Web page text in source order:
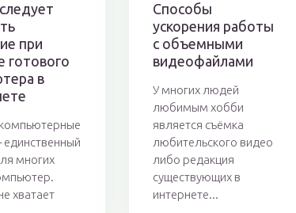
при
готового
в
единственный
многих
хватает
Способы
ускорения работы
с объемными
видеофайлами
У многих людей
любимым хобби
является съёмка
любительского видео
либо редакция
существующих в
интернете...